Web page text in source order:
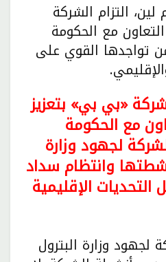
لين، التزام الشركة
مع الحكومة
تواجدها القوي على
«بي بي» بتعزيز
مع الحكومة
لجهود وزارة
وانتظام سداد
الإقليمية
لجهود وزارة البترول